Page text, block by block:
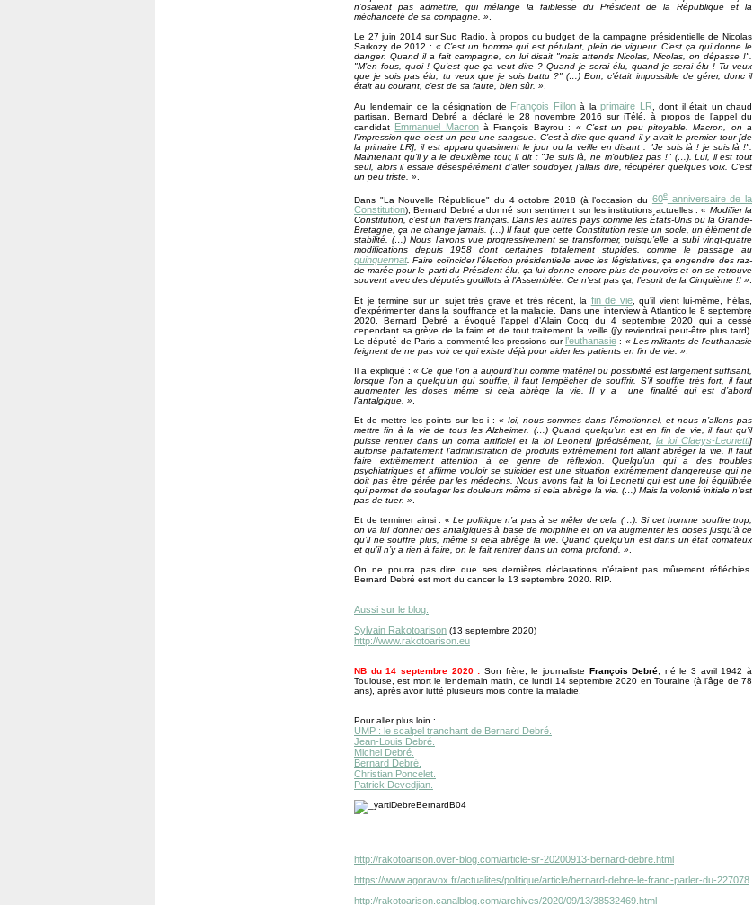
n’osaient pas admettre, qui mélange la faiblesse du Président de la République et la
méchanceté de sa compagne. »
Le 27 juin 2014 sur Sud Radio, à propos du budget de la campagne présidentielle de Nicolas
Sarkozy de 2012 : « C’est un homme qui est pétulant, plein de vigueur. C’est ça qui donne le
danger. Quand il a fait campagne, on lui disait "mais attends Nicolas, Nicolas, on dépasse !".
"M’en fous, quoi ! Qu’est que ça veut dire ? Quand je serai élu, quand je serai élu ! Tu veux
que je sois pas élu, tu veux que je sois battu ?" (…) Bon, c’était impossible de gérer, donc il
était au courant, c’est de sa faute, bien sûr. »
Au lendemain de la désignation de François Fillonà la primaire LR , dont il était un chaud
partisan, Bernard Debré a déclaré le 28 novembre 2016 sur iTélé, à propos de l’appel du
candidat Emmanuel Macronà François Bayrou : « C’est un peu pitoyable. Macron, on a
l’impression que c’est un peu une sangsue. C’est-à-dire que quand il y avait le premier tour [de
la primaire LR], il est apparu quasiment le jour ou la veille en disant : "Je suis là ! je suis là !".
Maintenant qu’il y a le deuxième tour, il dit : "Je suis là, ne m’oubliez pas !" (…). Lui, il est tout
seul, alors il essaie désespérément d’aller soudoyer, j’allais dire, récupérer quelques voix. C’est
un peu triste. »
Dans "La Nouvelle République" du 4 octobre 2018 (à l’occasion du 60eanniversaire de la
Constitution), Bernard Debré a donné son sentiment sur les institutions actuelles :« Modifier la
Constitution, c’est un travers français. Dans les autres pays comme les États-Unis ou la Grande-
Bretagne, ça ne change jamais. (…) Il faut que cette Constitution reste un socle, un élément de
stabilité. (…) Nous l’avons vue progressivement se transformer, puisqu’elle a subi vingt-quatre
modifications depuis 1958 dont certaines totalement stupides, comme le passage au
quinquennat. Faire coïncider l’élection présidentielle avec les législatives, ça engendre des raz-
de-marée pour le parti du Président élu, ça lui donne encore plus de pouvoirs et on se retrouve
souvent avec des députés godillots à l’Assemblée. Ce n’est pas ça, l’esprit de la Cinquième !! ».
Et je termine sur un sujet très grave et très récent, la fin de vie, qu’il vient lui-même, hélas,
d’expérimenter dans la souffrance et la maladie. Dans une interview à Atlantico le 8 septembre
2020, Bernard Debré a évoqué l’appel d’Alain Cocq du 4 septembre 2020 qui a cessé
cependant sa grève de la faim et de tout traitement la veille (j’y reviendrai peut-être plus tard).
Le député de Paris a commenté les pressions sur l’euthanasie : « Les militants de l’euthanasie
feignent de ne pas voir ce qui existe déjà pour aider les patients en fin de vie. ».
Il a expliqué : « Ce que l’on a aujourd’hui comme matériel ou possibilité est largement suffisant,
lorsque l’on a quelqu’un qui souffre, il faut l’empêcher de souffrir. S’il souffre très fort, il faut
augmenter les doses même si cela abrège la vie. Il y a une finalité qui est d’abord
l’antalgique. ».
Et de mettre les points sur les i : « Ici, nous sommes dans l’émotionnel, et nous n’allons pas
mettre fin à la vie de tous les Alzheimer. (…) Quand quelqu’un est en fin de vie, il faut qu’il
puisse rentrer dans un coma artificiel et la loi Leonetti [précisément, la loi Claeys-Leonetti]
autorise parfaitement l’administration de produits extrêmement fort allant abréger la vie. Il faut
faire extrêmement attention à ce genre de réflexion. Quelqu’un qui a des troubles
psychiatriques et affirme vouloir se suicider est une situation extrêmement dangereuse qui ne
doit pas être gérée par les médecins. Nous avons fait la loi Leonetti qui est une loi équilibrée
qui permet de soulager les douleurs même si cela abrège la vie. (…) Mais la volonté initiale n’est
pas de tuer. ».
Et de terminer ainsi : « Le politique n’a pas à se mêler de cela (…). Si cet homme souffre trop,
on va lui donner des antalgiques à base de morphine et on va augmenter les doses jusqu’à ce
qu’il ne souffre plus, même si cela abrège la vie. Quand quelqu’un est dans un état comateux
et qu’il n’y a rien à faire, on le fait rentrer dans un coma profond. ».
On ne pourra pas dire que ses dernières déclarations n’étaient pas mûrement réfléchies.
Bernard Debré est mort du cancer le 13 septembre 2020. RIP.
Aussi sur le blog.
Sylvain Rakotoarison (13 septembre 2020)
http://www.rakotoarison.eu
NB du 14 septembre 2020 : Son frère, le journaliste François Debré, né le 3 avril 1942 à
Toulouse, est mort le lendemain matin, ce lundi 14 septembre 2020 en Touraine (à l'âge de 78
ans), après avoir lutté plusieurs mois contre la maladie.
Pour aller plus loin :
UMP : le scalpel tranchant de Bernard Debré.
Jean-Louis Debré.
Michel Debré.
Bernard Debré.
Christian Poncelet.
Patrick Devedjian.
http://rakotoarison.over-blog.com/article-sr-20200913-bernard-debre.html
https://www.agoravox.fr/actualites/politique/article/bernard-debre-le-franc-parler-du-227078
http://rakotoarison.canalblog.com/archives/2020/09/13/38532469.html